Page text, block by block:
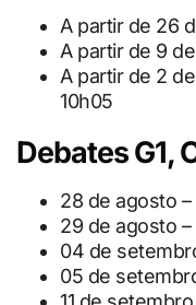
A partir de 26
A partir de 9
A partir de 2
10h05
Debates G1,
28 de agosto
29 de agosto
04 de
05 de